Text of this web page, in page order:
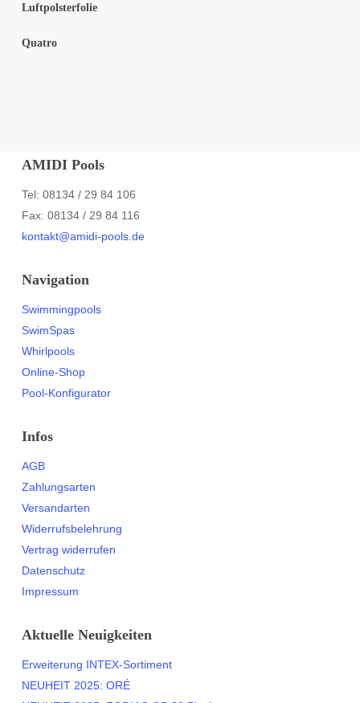
Luftpolsterfolie
Quatro
AMIDI Pools
Tel: 08134 / 29 84 106
Fax: 08134 / 29 84 116
kontakt@amidi-pools.de
Navigation
Swimmingpools
SwimSpas
Whirlpools
Online-Shop
Pool-Konfigurator
Infos
AGB
Zahlungsarten
Versandarten
Widerrufsbelehrung
Vertrag widerrufen
Datenschutz
Impressum
Aktuelle Neuigkeiten
Erweiterung INTEX-Sortiment
NEUHEIT 2025: ORÉ